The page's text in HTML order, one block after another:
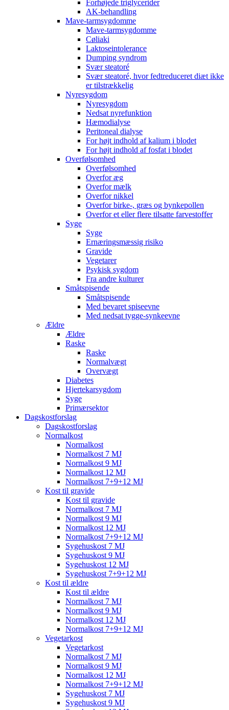
Forhøjede triglycerider
AK-behandling
Mave-tarmsygdomme
Mave-tarmsygdomme
Cøliaki
Laktoseintolerance
Dumping syndrom
Svær steatoré
Svær steatoré, hvor fedtreduceret diæt ikke
er tilstrækkelig
Nyresygdom
Nyresygdom
Nedsat nyrefunktion
Hæmodialyse
Peritoneal dialyse
For højt indhold af kalium i blodet
For højt indhold af fosfat i blodet
Overfølsomhed
Overfølsomhed
Overfor æg
Overfor mælk
Overfor nikkel
Overfor birke-, græs og bynkepollen
Overfor et eller flere tilsatte farvestoffer
Syge
Syge
Ernæringsmæssig risiko
Gravide
Vegetarer
Psykisk sygdom
Fra andre kulturer
Småtspisende
Småtspisende
Med bevaret spiseevne
Med nedsat tygge-synkeevne
Ældre
Ældre
Raske
Raske
Normalvægt
Overvægt
Diabetes
Hjertekarsygdom
Syge
Primærsektor
Dagskostforslag
Dagskostforslag
Normalkost
Normalkost
Normalkost 7 MJ
Normalkost 9 MJ
Normalkost 12 MJ
Normalkost 7+9+12 MJ
Kost til gravide
Kost til gravide
Normalkost 7 MJ
Normalkost 9 MJ
Normalkost 12 MJ
Normalkost 7+9+12 MJ
Sygehuskost 7 MJ
Sygehuskost 9 MJ
Sygehuskost 12 MJ
Sygehuskost 7+9+12 MJ
Kost til ældre
Kost til ældre
Normalkost 7 MJ
Normalkost 9 MJ
Normalkost 12 MJ
Normalkost 7+9+12 MJ
Vegetarkost
Vegetarkost
Normalkost 7 MJ
Normalkost 9 MJ
Normalkost 12 MJ
Normalkost 7+9+12 MJ
Sygehuskost 7 MJ
Sygehuskost 9 MJ